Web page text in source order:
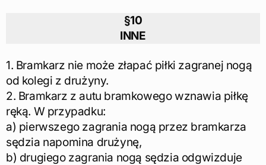
§10
INNE
1. Bramkarz nie może złapać piłki zagranej nogą
od kolegi z drużyny.
2. Bramkarz z autu bramkowego wznawia piłkę
ręką. W przypadku:
a) pierwszego zagrania nogą przez bramkarza
sędzia napomina drużynę,
b) drugiego zagrania nogą sędzia odgwizduje